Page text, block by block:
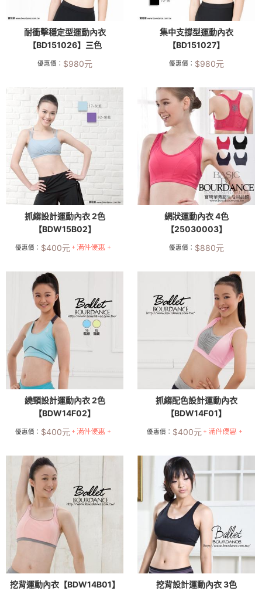
耐衝擊穩定型運動內衣
【BD151026】三色
優惠價： $980元
集中支撐型運動內衣
【BD151027】
優惠價： $980元
抓縐設計運動內衣 2色
【BDW15B02】
優惠價： $400元
網狀運動內衣 4色
【25030003】
優惠價： $880元
繞頸設計運動內衣 2色
【BDW14F02】
優惠價： $400元
抓縐配色設計運動內衣
【BDW14F01】
優惠價： $400元
挖背運動內衣【BDW14B01】
挖背設計運動內衣 3色